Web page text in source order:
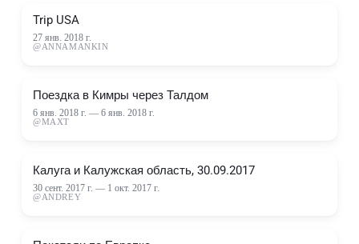
Trip USA
27 янв. 2018 г.
@ANNAMANKIN
Поездка в Кимры через Талдом
6 янв. 2018 г. — 6 янв. 2018 г.
@MAXT
Калуга и Калужская область, 30.09.2017
30 сент. 2017 г. — 1 окт. 2017 г.
@ANDREY